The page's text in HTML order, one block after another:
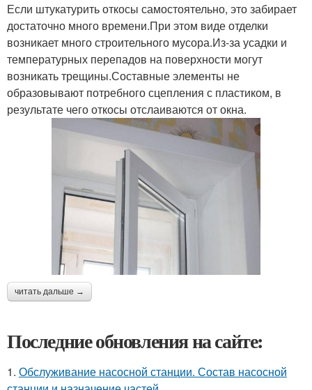
Если штукатурить откосы самостоятельно, это забирает
достаточно много времени.При этом виде отделки
возникает много строительного мусора.Из-за усадки и
температурных перепадов на поверхности могут
возникать трещины.Составные элементы не
образовывают потребного сцепления с пластиком, в
результате чего откосы отслаиваются от окна.
читать дальше →
Последние обновления на сайте:
1. Обслуживание насосной станции. Состав насосной